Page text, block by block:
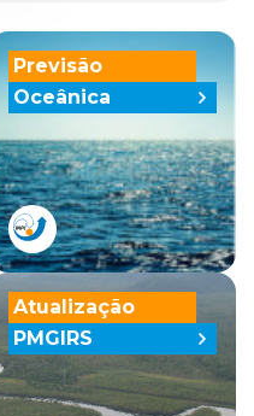
Previsão
Oceânica
Atualização
PMGIRS